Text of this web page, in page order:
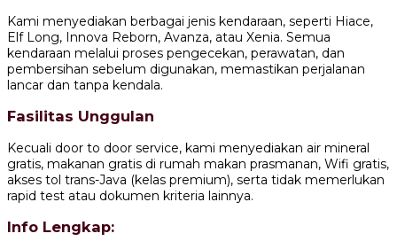
Kami menyediakan berbagai jenis kendaraan, seperti Hiace,
Elf Long, Innova Reborn, Avanza, atau Xenia. Semua
kendaraan melalui proses pengecekan, perawatan, dan
pembersihan sebelum digunakan, memastikan perjalanan
lancar dan tanpa kendala.
Fasilitas Unggulan
Kecuali door to door service, kami menyediakan air mineral
gratis, makanan gratis di rumah makan prasmanan, Wifi gratis,
akses tol trans-Java (kelas premium), serta tidak memerlukan
rapid test atau dokumen kriteria lainnya.
Info Lengkap: